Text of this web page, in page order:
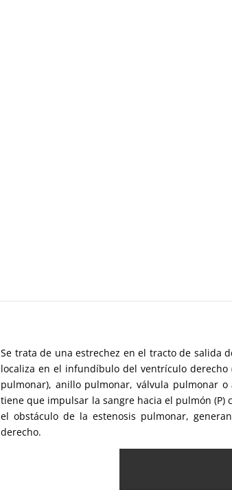
Se trata de una estrechez en el tracto de salida
localiza en el infundíbulo del ventrículo derecho
pulmonar), anillo pulmonar, válvula pulmonar
tiene que impulsar la sangre hacia el pulmón (P)
el obstáculo de la estenosis pulmonar,
derecho.